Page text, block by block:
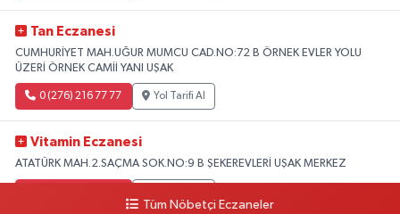
Tan Eczanesi
CUMHURİYET MAH.UĞUR MUMCU CAD.NO:72 B ÖRNEK EVLER YOLU
ÜZERİ ÖRNEK CAMİİ YANI UŞAK
0 (276) 216 77 77 Yol Tarifi Al
Vitamin Eczanesi
ATATÜRK MAH.2.SAÇMA SOK.NO:9 B ŞEKEREVLERİ UŞAK MERKEZ
Tüm Nöbetçi Eczaneler